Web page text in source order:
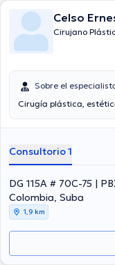
Celso
Cirujano
Sobre el
Cirugía plástica,
Consultorio 1
DG 115A # 70C-75 |
Colombia, Suba
1,9 km